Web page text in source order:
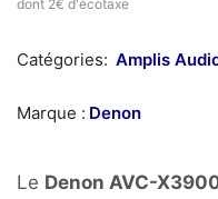
dont 2€ d'écotaxe
Catégories: Amplis
Marque : Denon
Le Denon AVC-